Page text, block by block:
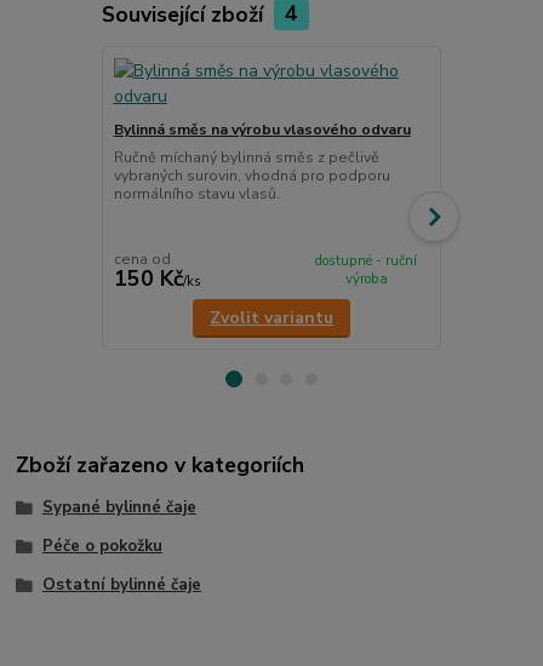
Související zboží 4
Bylinná směs na výrobu vlasového odvaru
Ručně míchaný bylinná směs z pečlivě
vybraných surovin, vhodná pro podporu
normálního stavu vlasů.
cena od
150 Kč/ks
dostupné - ruční
výroba
Zvolit variantu
Zboží zařazeno v kategoriích
Sypané bylinné čaje
Péče o pokožku
Ostatní bylinné čaje